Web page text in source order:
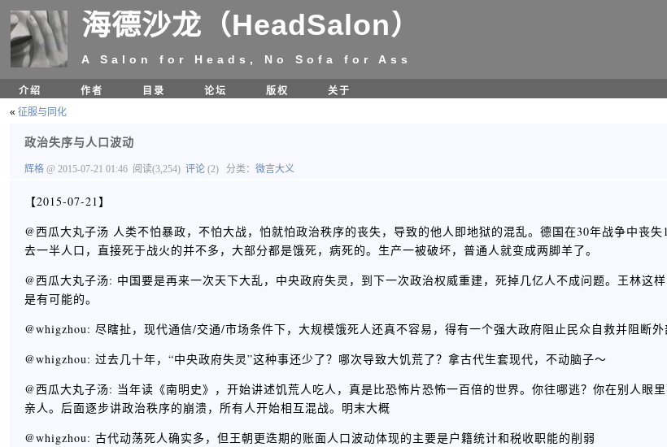
海德沙龙（HeadSalon）
A Salon for Heads, No Sofa for Ass
介绍
作者 目录 论坛 版权 关于
« 征服与同化
政治失序与人口波动
辉格 @ 2015-07-21 01:46 阅读(3,254) 评论 (2) 分类： 微言大义
【2015-07-21】
@西瓜大丸子汤 人类不怕暴政，不怕大战，怕就怕政治秩序的丧失，导致的他人即地狱的混乱。德国在30年战争中丧
去一半人口，直接死于战火的并不多，大部分都是饿死，病死的。生产一被破坏，普通人就变成两脚羊了。
@西瓜大丸子汤: 中国要是再来一次天下大乱，中央政府失灵，到下一次政治权威重建，死掉几亿人不成问题。王林这
是有可能的。
@whigzhou: 尽瞎扯，现代通信/交通/市场条件下，大规模饿死人还真不容易，得有一个强大政府阻止民众自救并阻断外
@whigzhou: 过去几十年，“中央政府失灵”这种事还少了？哪次导致大饥荒了？拿古代生套现代，不动脑子～
@西瓜大丸子汤: 当年读《南明史》，开始讲述饥荒人吃人，真是比恐怖片恐怖一百倍的世界。你往哪逃？你在别人眼
亲人。后面逐步讲政治秩序的崩溃，所有人开始相互混战。明末大概
@whigzhou: 古代动荡死人确实多，但王朝更迭期的账面人口波动体现的主要是户籍统计和税收职能的削弱